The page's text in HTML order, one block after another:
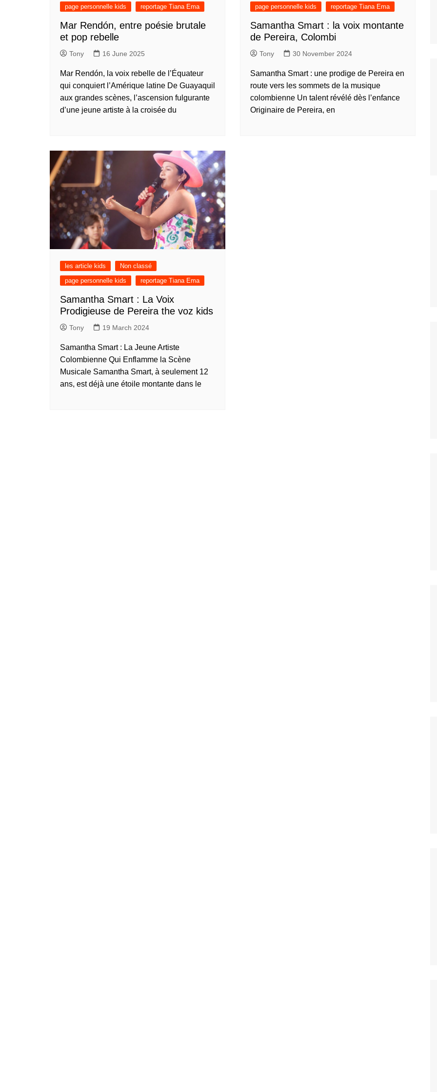
présentation de nos jeunes
talents – Nederlands
présentation de nos jeunes
présentation de nos jeunes
talents – 中文 (中国)
présentation de nos jeunes
talents – Tiếng Việt
présentation de nos jeunes
talents – Polski
présentation de nos jeunes
talents – Italiano
présentation de nos jeunes
talents – Français
présentation de nos jeunes
talents – Deutsch
présentation de nos jeunes
talents – English
présentation de nos jeunes
talents – English
présentation de nos jeunes
talents – Español
présentation de nos jeunes
talents – Français
page personnelle kids
reportage Tiana Ema
Mar Rendón, entre poésie brutale
et pop rebelle
Tony 16 June 2025
Mar Rendón, la voix rebelle de l’Équateur
qui conquiert l’Amérique latine De Guayaquil
aux grandes scènes, l’ascension fulgurante
d’une jeune artiste à la croisée du
page personnelle kids
reportage Tiana Ema
Samantha Smart : la voix montante
de Pereira, Colombi
Tony 30 November 2024
Samantha Smart : une prodige de Pereira en
route vers les sommets de la musique
colombienne Un talent révélé dès l’enfance
Originaire de Pereira, en
les article kids
Non classé
page personnelle kids
reportage Tiana Ema
Samantha Smart : La Voix
Prodigieuse de Pereira the voz kids
Tony 19 March 2024
Samantha Smart : La Jeune Artiste
Colombienne Qui Enflamme la Scène
Musicale Samantha Smart, à seulement 12
ans, est déjà une étoile montante dans le